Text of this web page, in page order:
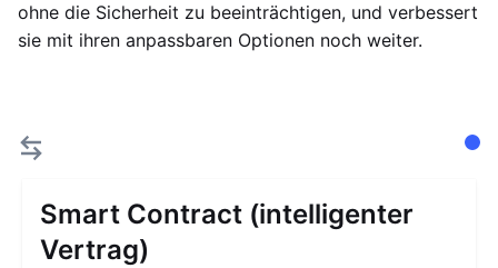
ohne die Sicherheit zu beeinträchtigen, und verbessert
sie mit ihren anpassbaren Optionen noch weiter.
Smart Contract (intelligenter
Vertrag)